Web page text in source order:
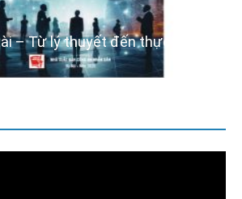
và Nhân dân – Sáng ngời
an cách mạng”